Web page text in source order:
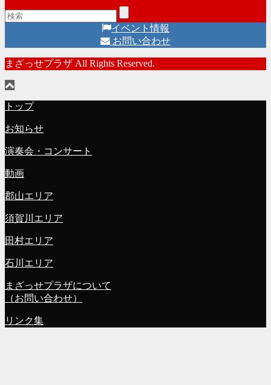
イベント情報
お問い合わせ
まざっせプラザ All Rights Reserved.
トップ
お知らせ
演奏会・コンサート
動画
郡山エリア
須賀川エリア
田村エリア
石川エリア
まざっせプラザについて
（お問い合わせ）
リンク集